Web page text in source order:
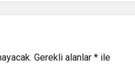
Gerekli alanlar * ile